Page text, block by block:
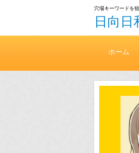
穴場キーワードを
日向日
ホーム